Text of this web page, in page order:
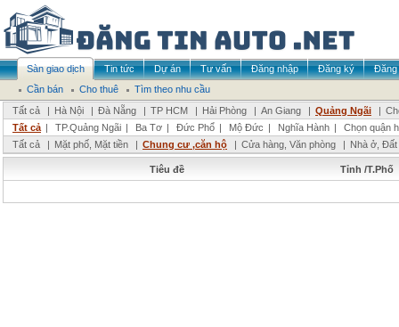
Sàn giao dịch Tin tức Dự án Tư vấn Đăng nhập Đăng ký
Đăng
Cần bán
Cho thuê
Tìm theo nhu cầu
Tất cả
| Hà Nội | Đà Nẵng | TP HCM | Hải Phòng | An Giang | Quảng Ngãi |
Tất cả | TP.Quảng Ngãi | Ba Tơ | Đức Phổ | Mộ Đức | Nghĩa Hành |
Chọn quận
Tất cả
| Mặt phố, Mặt tiền | Chung cư ,căn hộ | Cửa hàng, Văn phòng | Nhà ở,
Tiêu đề Tỉnh /T.Phố